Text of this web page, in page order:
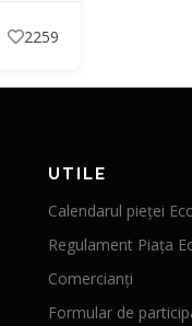
2259
UTILE
Calendarul pieței
Regulament Piața
Comercianți
Formular de